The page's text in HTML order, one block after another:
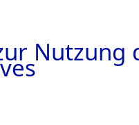
Nutzung